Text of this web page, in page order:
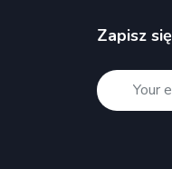
Zapisz się